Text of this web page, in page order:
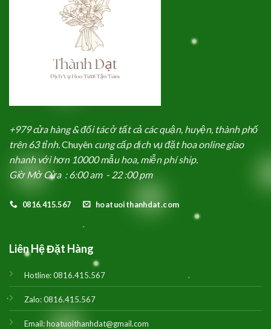
+979 cửa hàng & đối tác ở tất cả các quận, huyện, thành phố
trên 63 tỉnh.Chuyên cung cấp dịch vụ đặt hoa online giao
nhanh với hơn 10000 mẫu hoa, miễn phí ship.
Giờ Mở Cửa : 6:00 am - 22 :00 pm
0816.415.567 hoatuoithanhdat.com
Liên Hệ Đặt Hàng
Hotline:0816.415.567
Zalo:0816.415.567
Email:hoatuoithanhdat@gmail.com